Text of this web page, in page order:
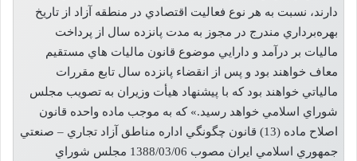
دارند، نسبت به هر نوع فعاليت اقتصادي در منطقه آزاد از تاريخ
بهره‌برداري مندرج در مجوز به مدت پانزده سال از پرداخت
ماليات بر درآمد و دارايي موضوع قانون ماليات هاي مستقيم
معاف خواهند بود و پس از ‌انقضاء پانزده سال تابع مقررات
مالياتي خواهند بود که با پيشنهاد هيأت وزيران به تصويب مجلس
شوراي اسلامي خواهد رسيد.» که به موجب ماده واحده قانون
اصلاح ماده (13) قانون چگونگي اداره مناطق آزاد تجاري – صنعتي
جمهوري اسلامي ايران مصوب 1388/03/06 مجلس شوراي